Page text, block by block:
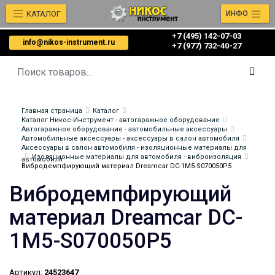
info@nikos-instrument.ru
+7 (495) 142-07-03
‎‎+7 (977) 732-40-27
КАТАЛОГ ИНФО
Главная страница
Каталог
Каталог Никос-Инструмент - автогаражное оборудование
Автогаражное оборудование - автомобильные аксессуары
Автомобильные аксессуары - аксессуары в салон автомобиля
Аксессуары в салон автомобиля - изоляционные материалы для
автомобиля
Изоляционные материалы для автомобиля - виброизоляция
Вибродемпфирующий материал Dreamcar DC-1M5-S070050P5
Вибродемпфирующий
материал Dreamcar DC-
1M5-S070050P5
Артикул: 24523647